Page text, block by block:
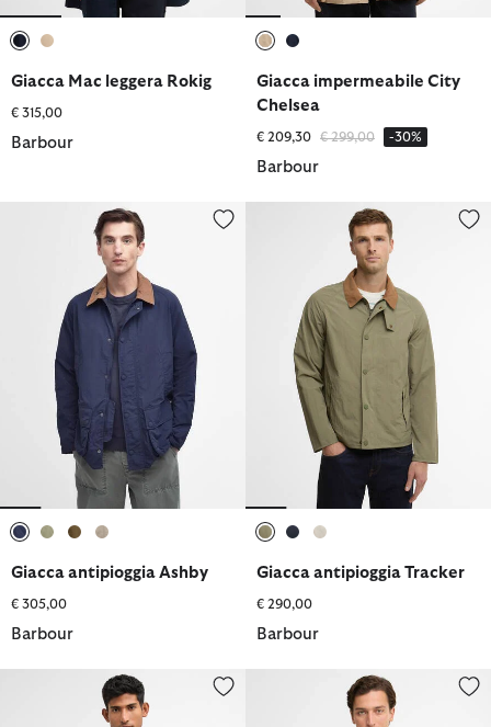
Giacca Mac leggera Rokig
€ 315,00
Barbour
Giacca impermeabile City
Chelsea
€ 209,30 Prezzo ridotto da
€ 299,00a -30%
Barbour
Giacca antipioggia Ashby
Giacca antipioggia Ashby
€ 305,00
Barbour
Giacca antipioggia Tracker
Giacca antipioggia Tracker
€ 290,00
Barbour
Impermeabile con cappuccio RokigGiacca impermeabile